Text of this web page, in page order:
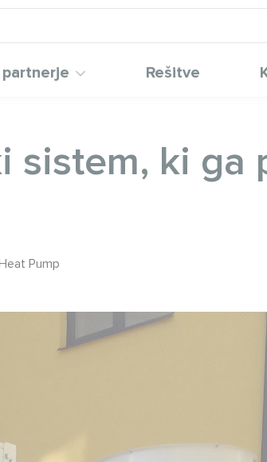
partnerje Rešitve
sistem, ki ga
Pump